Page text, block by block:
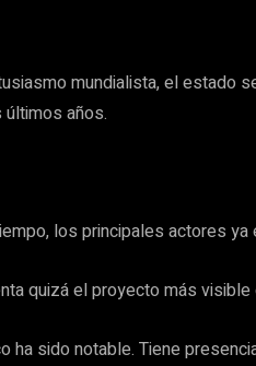
mundialista, el estado
años.
los principales actores ya
quizá el proyecto más visible
ha sido notable. Tiene